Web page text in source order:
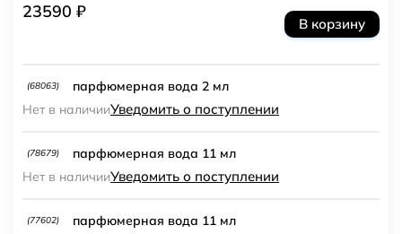
23590 ₽
В корзину
(68063)
парфюмерная вода 2 мл
Нет в наличииУведомить о поступлении
(78679)
парфюмерная вода 11 мл
Нет в наличииУведомить о поступлении
(77602)
парфюмерная вода 11 мл